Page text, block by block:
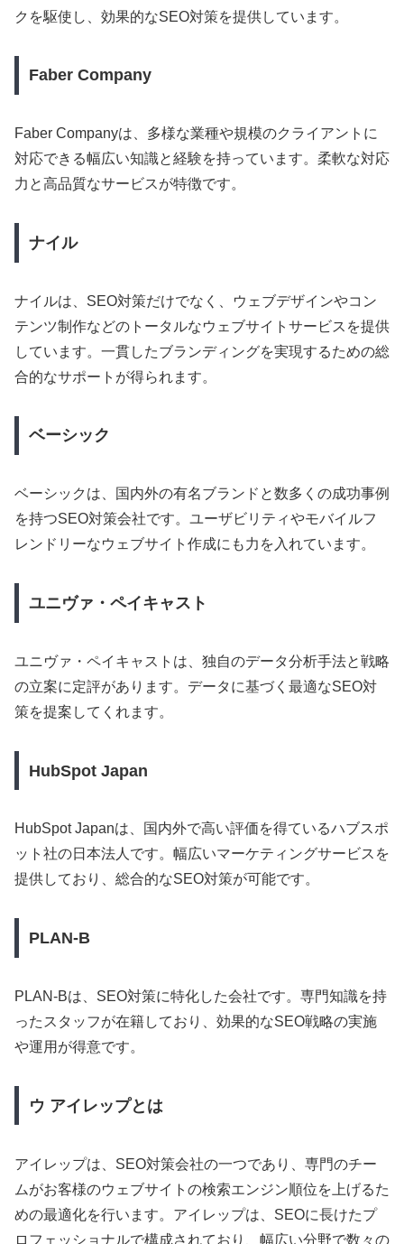
クを駆使し、効果的なSEO対策を提供しています。
Faber Company
Faber Companyは、多様な業種や規模のクライアントに
対応できる幅広い知識と経験を持っています。柔軟な対応
力と高品質なサービスが特徴です。
ナイル
ナイルは、SEO対策だけでなく、ウェブデザインやコン
テンツ制作などのトータルなウェブサイトサービスを提供
しています。一貫したブランディングを実現するための総
合的なサポートが得られます。
ベーシック
ベーシックは、国内外の有名ブランドと数多くの成功事例
を持つSEO対策会社です。ユーザビリティやモバイルフ
レンドリーなウェブサイト作成にも力を入れています。
ユニヴァ・ペイキャスト
ユニヴァ・ペイキャストは、独自のデータ分析手法と戦略
の立案に定評があります。データに基づく最適なSEO対
策を提案してくれます。
HubSpot Japan
HubSpot Japanは、国内外で高い評価を得ているハブスポ
ット社の日本法人です。幅広いマーケティングサービスを
提供しており、総合的なSEO対策が可能です。
PLAN-B
PLAN-Bは、SEO対策に特化した会社です。専門知識を持
ったスタッフが在籍しており、効果的なSEO戦略の実施
や運用が得意です。
ウ アイレップとは
アイレップは、SEO対策会社の一つであり、専門のチー
ムがお客様のウェブサイトの検索エンジン順位を上げるた
めの最適化を行います。アイレップは、SEOに長けたプ
ロフェッショナルで構成されており、幅広い分野で数々の